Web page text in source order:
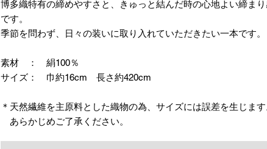
博多織特有の締めやすさと、きゅっと結んだ時の心地よい締ま
です。
季節を問わず、日々の装いに取り入れていただきたい一本です。
素材 ： 絹100％
サイズ： 巾約16cm 長さ約420cm
＊天然繊維を主原料とした織物の為、サイズには誤差を生じます
あらかじめご了承ください。